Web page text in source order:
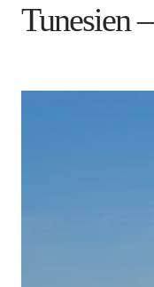
Tunesien